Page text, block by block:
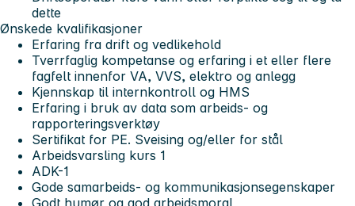
dette
Ønskede kvalifikasjoner
Erfaring fra drift og vedlikehold
Tverrfaglig kompetanse og erfaring i et eller flere
fagfelt innenfor VA, VVS, elektro og anlegg
Kjennskap til internkontroll og HMS
Erfaring i bruk av data som arbeids- og
rapporteringsverktøy
Sertifikat for PE. Sveising og/eller for stål
Arbeidsvarsling kurs 1
ADK-1
Gode samarbeids- og kommunikasjonsegenskaper
Godt humør og god arbeidsmoral